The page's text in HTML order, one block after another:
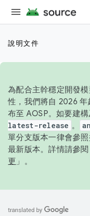
說明文件
為配合主幹穩定開發
性，我們將自 2026
布至 AOSP。如要建
latest-release 。
單分支版本一律會參
最新版本。詳情請參閱
更 」。